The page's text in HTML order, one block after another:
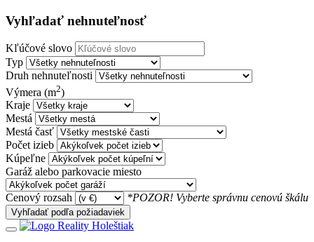
Vyhľadať nehnuteľnosť
Kľúčové slovo
Typ
Druh nehnuteľnosti
Výmera (m2)
Kraje
Mestá
Mestá časť
Počet izieb
Kúpeľne
Garáž alebo parkovacie miesto
Cenový rozsah *POZOR! Vyberte správnu cenovú škálu
Vyhľadať podľa požiadaviek